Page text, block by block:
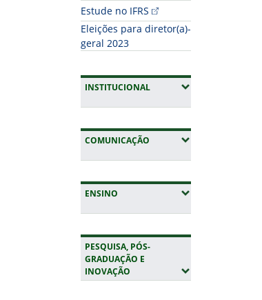
Estude no IFRS
Eleições para diretor(a)-
geral 2023
INSTITUCIONAL(EXPANDIR SUBMENUS)
COMUNICAÇÃO (EXPANDIR SUBMENUS)
ENSINO (EXPANDIR SUBMENUS)
PESQUISA, PÓS-
GRADUAÇÃO E
INOVAÇÃO (EXPANDIR SUBMENUS)